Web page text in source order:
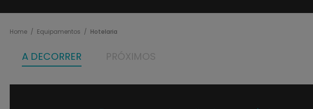
Home Equipamentos Hotelaria
A DECORRER PRÓXIMOS